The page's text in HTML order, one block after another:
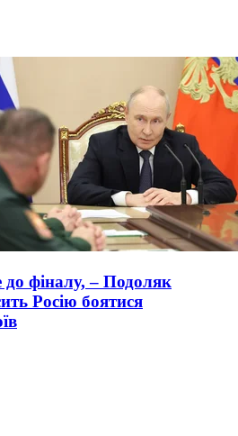
до фіналу, – Подоляк
Росію боятися